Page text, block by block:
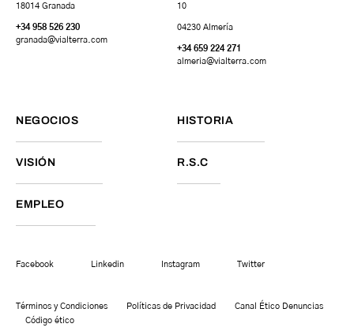
18014 Granada
+34 958 526 230
granada@vialterra.com
10
04230 Almería
+34 659 224 271
almeria@vialterra.com
NEGOCIOS HISTORIA
VISIÓN R.S.C
EMPLEO
Facebook Linkedin Instagram Twitter
Términos y Condiciones Políticas de Privacidad
Canal Ético Denuncias
Código ético